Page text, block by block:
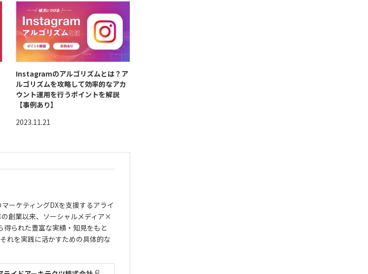
Instagramのアルゴリズムとは？ア
ルゴリズムを攻略して効率的なアカ
ウント運用を行うポイントを解説
【事例あり】
2023.11.21
ーケティングDXを支援するアライ
創業以来、ソーシャルメディア×
られた豊富な実績・知見をもと
れを実践に活かすための具体的な